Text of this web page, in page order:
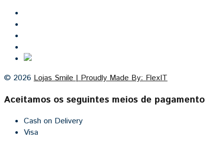
© 2026 Lojas Smile | Proudly Made By: FlexIT
Aceitamos os seguintes meios de pagamento
Cash on Delivery
Visa